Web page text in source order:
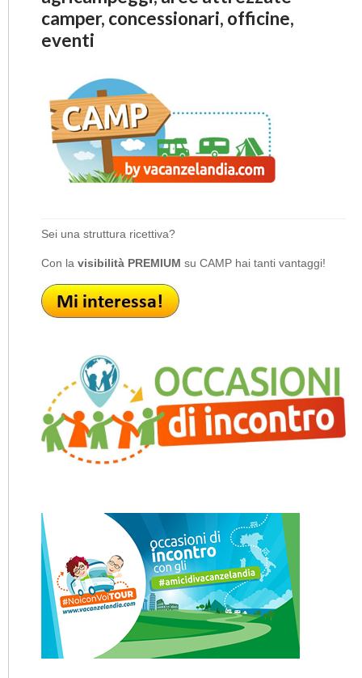
camper, concessionari, officine,
eventi
Sei una struttura ricettiva?
Con la visibilità PREMIUM su CAMP hai tanti vantaggi!